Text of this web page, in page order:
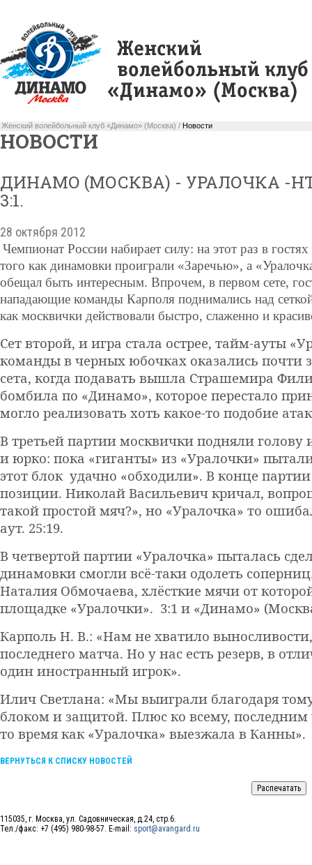
Женский волейбольный клуб «Динамо» (Москва) / Новости
НОВОСТИ
ДИНАМО (МОСКВА) - УРАЛОЧКА -
3:1.
28 октября 2012
Чемпионат России набирает силу: на этот раз в
того как динамовки проиграли «Заречью», а
обещал быть интересным. Впрочем, в первом сете,
нападающие команды Карполя поднимались над
как москвички действовали быстро, слаженно и
Сет второй, и игра стала острее, тайм-ауты
команды в черных юбочках оказались почти
сета, когда подавать вышла Страшемира
бомбила по «Динамо», которое перестало
могло реализовать хоть какое-то подобие
В третьей партии москвички подняли голову
и юрко: пока «гиганты» из «Уралочки»
этот блок удачно «обходили». В конце
позиции. Николай Васильевич кричал,
такой простой мяч?», но «Уралочка» то
аут. 25:19.
В четвертой партии «Уралочка» пыталась
динамовки смогли всё-таки одолеть
Наталия Обмочаева, хлёсткие мячи от
площадке «Уралочки». 3:1 и «Динамо»
Карполь Н. В.: «Нам не хватило
последнего матча. Но у нас есть резерв, в
один иностранный игрок».
Илич Светлана: «Мы выиграли благодаря
блоком и защитой. Плюс ко всему,
то время как «Уралочка» выезжала в Канны».
ВЕРНУТЬСЯ К СПИСКУ НОВОСТЕЙ
115035, г. Москва, ул. Садовническая, д.24, стр.6.
Тел./факс: +7 (495) 980-98-57. E-mail: sport@avangard.ru